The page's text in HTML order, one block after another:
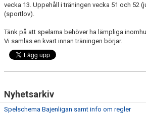
KONTAKT
MATCHER
vecka 13. Uppehåll i träningen vecka 51 och 52
(sportlov).
Tänk på att spelarna behöver ha lämpliga
Vi samlas en kvart innan träningen börjar.
Nyhetsarkiv
Spelschema Bajenligan samt info om regler